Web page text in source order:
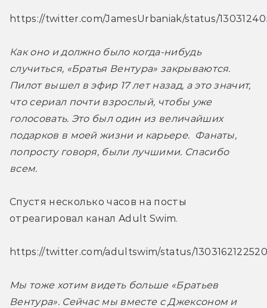
https://twitter.com/JamesUrbaniak/status/
Как оно и должно было когда-нибудь
случиться, «Братья Вентура» закрываются.
Пилот вышел в эфир 17 лет назад, а это значит,
что сериал почти взрослый, чтобы уже
голосовать. Это был один из величайших
подарков в моей жизни и карьере.  Фанаты,
попросту говоря, были лучшими. Спасибо
всем.
Спустя несколько часов на посты
отреагировал канал Adult Swim.
https://twitter.com/adultswim/status/
Мы тоже хотим видеть больше «Братьев
Вентура». Сейчас мы вместе с Джексоном и